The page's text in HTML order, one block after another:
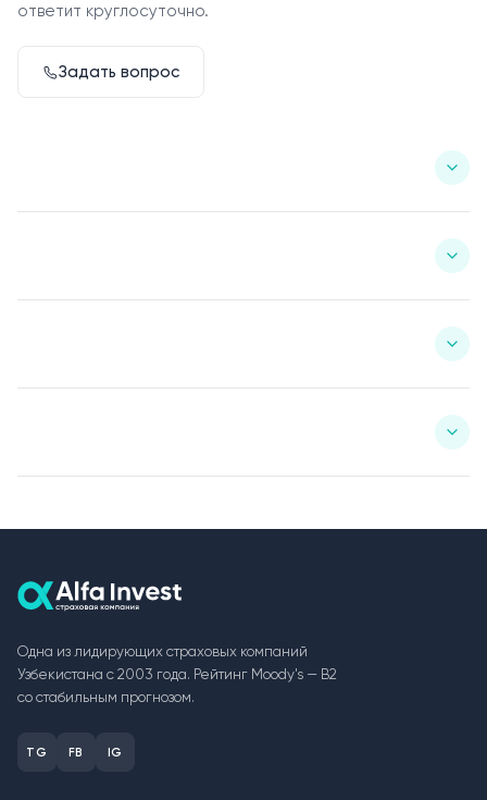
ответит круглосуточно.
Задать вопрос
Одна из лидирующих страховых компаний
Узбекистана с 2003 года. Рейтинг Moody's — B2
со стабильным прогнозом.
TG FB IG